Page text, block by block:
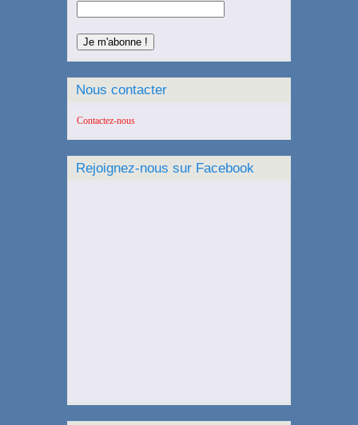
Nous contacter
Contactez-nous
Rejoignez-nous sur Facebook